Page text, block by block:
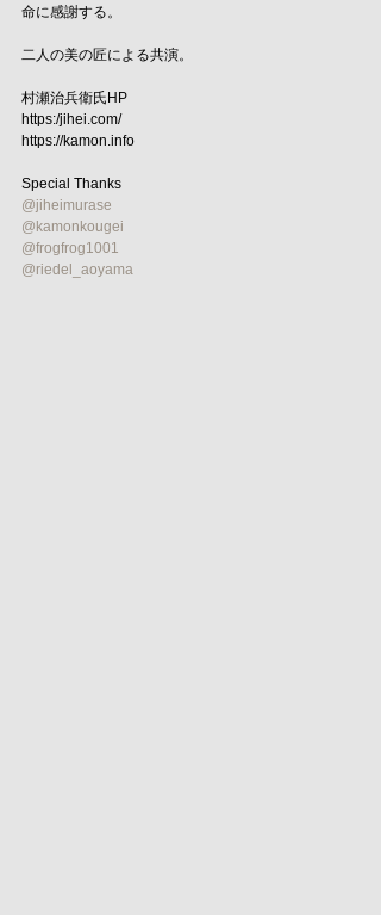
命に感謝する。
二人の美の匠による共演。
村瀬治兵衛氏HP
https:/jihei.com/
https://kamon.info
Special Thanks
@jiheimurase
@kamonkougei
@frogfrog1001
@riedel_aoyama